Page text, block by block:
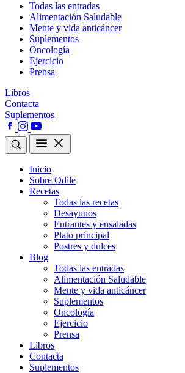
Todas las entradas
Alimentación Saludable
Mente y vida anticáncer
Suplementos
Oncología
Ejercicio
Prensa
Libros
Contacta
Suplementos
Inicio
Sobre Odile
Recetas
Todas las recetas
Desayunos
Entrantes y ensaladas
Plato principal
Postres y dulces
Blog
Todas las entradas
Alimentación Saludable
Mente y vida anticáncer
Suplementos
Oncología
Ejercicio
Prensa
Libros
Contacta
Suplementos